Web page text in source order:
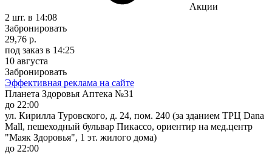
Акции
2 шт. в 14:08
Забронировать
29,76 р.
под заказ в 14:25
10 августа
Забронировать
Эффективная реклама на сайте
Планета Здоровья Аптека №31
до 22:00
ул. Кирилла Туровского, д. 24, пом. 240 (за зданием ТРЦ Dana
Mall, пешеходный бульвар Пикассо, ориентир на мед.центр
"Маяк Здоровья", 1 эт. жилого дома)
до 22:00